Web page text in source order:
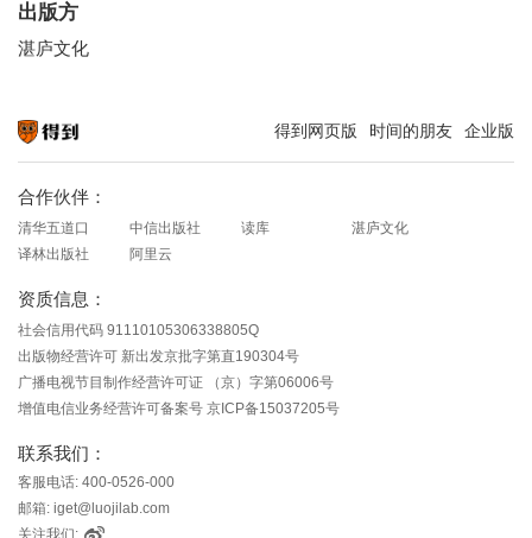
出版方
湛庐文化
得到网页版 时间的朋友 企业版
合作伙伴：
清华五道口 中信出版社 读库
湛庐文化
译林出版社
阿里云
资质信息：
社会信用代码 91110105306338805Q
出版物经营许可 新出发京批字第直190304号
广播电视节目制作经营许可证 （京）字第06006号
增值电信业务经营许可备案号 京ICP备15037205号
联系我们：
客服电话: 400-0526-000
邮箱: iget@luojilab.com
关注我们: